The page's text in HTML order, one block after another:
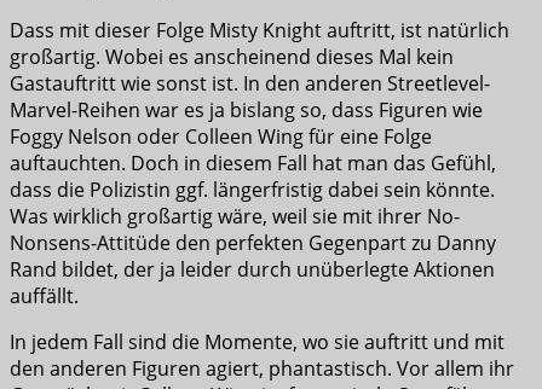
Dass mit dieser Folge Misty Knight auftritt, ist natürlich
großartig. Wobei es anscheinend dieses Mal kein
Gastauftritt wie sonst ist. In den anderen Streetlevel-
Marvel-Reihen war es ja bislang so, dass Figuren wie
Foggy Nelson oder Colleen Wing für eine Folge
auftauchten. Doch in diesem Fall hat man das Gefühl,
dass die Polizistin ggf. längerfristig dabei sein könnte.
Was wirklich großartig wäre, weil sie mit ihrer No-
Nonsens-Attitüde den perfekten Gegenpart zu Danny
Rand bildet, der ja leider durch unüberlegte Aktionen
auffällt.
In jedem Fall sind die Momente, wo sie auftritt und mit
den anderen Figuren agiert, phantastisch. Vor allem ihr